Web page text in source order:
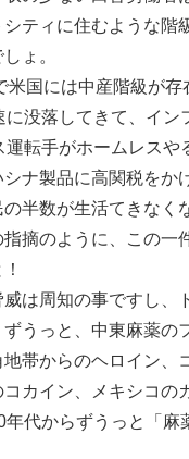
ティに住むような階
ょ。
米国には中産階級が存
に没落してきて、イン
転手がホームレスや
ナ製品に高関税をか
半数が生活てきなく
摘のように、この一
は周知の事ですし、
うっと、中東麻薬の
地帯からのヘロイン、
コカイン、メキシコの
代からずうっと「麻